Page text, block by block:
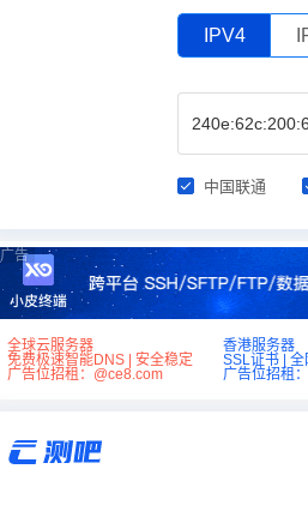
IPV4
中国联通
广告
全球云服务器
香港服务器
免费极速智能DNS | 安全稳定
SSL证书 |
广告位招租：@ce8.com
广告位招租